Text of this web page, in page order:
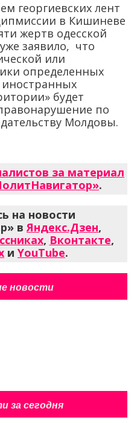
георгиевских лент
в Кишиневе
жертв одесской
заявило, что
или
определенных
иностранных
будет
по
Молдовы.
за материал
.
на новости
вЯндекс.Дзен,
, Вконтакте,
и YouTube.
новости
за сегодня